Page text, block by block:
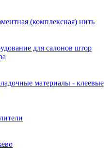
(комплексная) нить
для салонов штор
материалы - клеевые